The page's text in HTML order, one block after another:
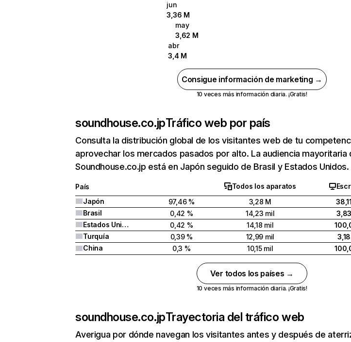
jun
3,36 M
may
3,62 M
abr
3,4 M
Consigue información de marketing →
10 veces más información diaria. ¡Gratis!
soundhouse.co.jpTráfico web por país
Consulta la distribución global de los visitantes web de tu
aprovechar los mercados pasados por alto. La audiencia mayoritaria
Soundhouse.co.jp está en Japón seguido de Brasil y Estados Unidos.
País Todos los aparatos
Japón
97,46 % 3,28 M
Brasil
0,42 % 14,23 mil
Estados Unidos
0,42 % 14,18 mil
Turquía
0,39 % 12,99 mil
China
0,3 % 10,15 mil
Ver todos los países →
10 veces más información diaria. ¡Gratis!
soundhouse.co.jpTrayectoria del tráfico web
Averigua por dónde navegan los visitantes antes y después de